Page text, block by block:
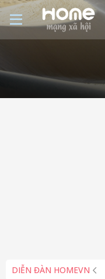
DIỄN ĐÀN HOMEVN